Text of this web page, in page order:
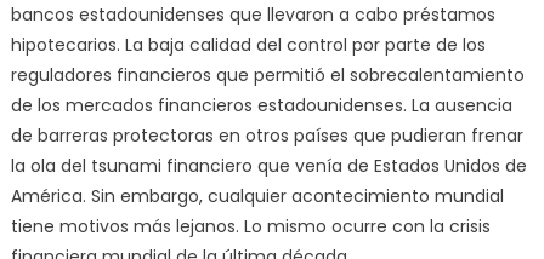
bancos estadounidenses que llevaron a cabo préstamos
hipotecarios. La baja calidad del control por parte de los
reguladores financieros que permitió el sobrecalentamiento
de los mercados financieros estadounidenses. La ausencia
de barreras protectoras en otros países que pudieran frenar
la ola del tsunami financiero que venía de Estados Unidos de
América. Sin embargo, cualquier acontecimiento mundial
tiene motivos más lejanos. Lo mismo ocurre con la crisis